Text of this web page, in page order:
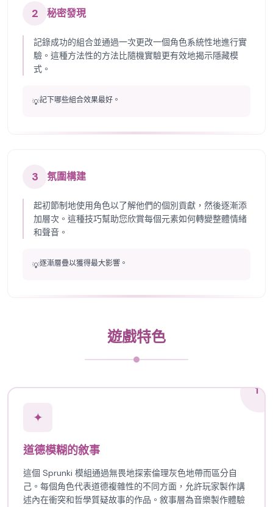
2 秘密發現
記錄成功的組合並通過一次更改一個角色系統性地進行實
驗。這種方法性的方法比隨機實驗更有效地揭示隱藏模
式。
💡記下哪些組合效果最好。
3 氛圍構建
起初節制地使用角色以了解他們的個別貢獻，然後逐漸添
加層次。這種技巧幫助您欣賞每個元素如何轉變整體情緒
和聲音。
💡逐漸層疊以獲得最大影響。
遊戲特色
1
✦
道德模糊的敘事
這個 Sprunki 模組通過無畏地探索倫理灰色地帶而區分自
己。每個角色代表道德複雜性的不同方面，允許玩家製作講
述內在衝突和哲學質疑故事的作品。敘事層為音樂製作體驗